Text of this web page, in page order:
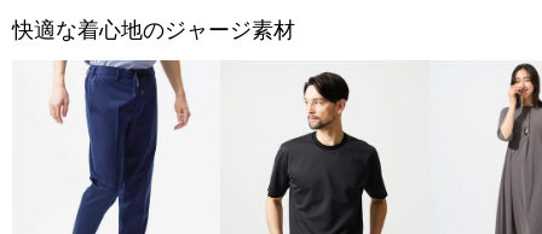
快適な着心地のジャージ素材